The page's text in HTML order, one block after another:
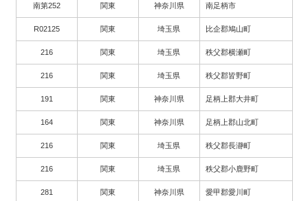
南第252 関東 神奈川県 南足柄市
R02125 関東 埼玉県 比企郡鳩山町
216 関東 埼玉県 秩父郡横瀬町
216 関東 埼玉県 秩父郡皆野町
191 関東 神奈川県 足柄上郡大井町
164 関東 神奈川県 足柄上郡山北町
216 関東 埼玉県 秩父郡長瀞町
216 関東 埼玉県 秩父郡小鹿野町
281 関東 神奈川県 愛甲郡愛川町